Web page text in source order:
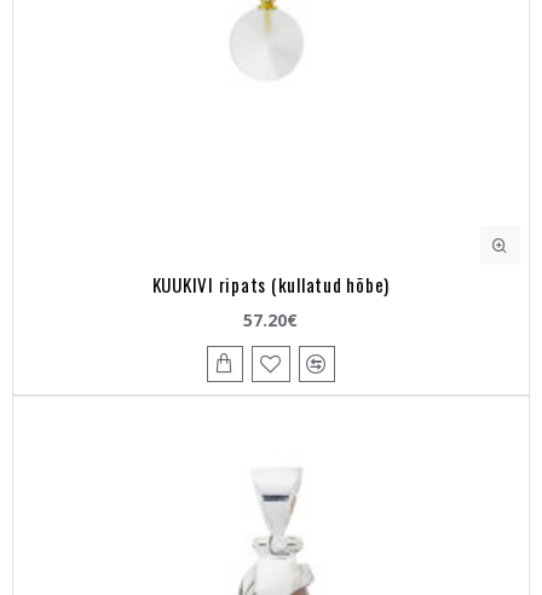
KUUKIVI ripats (kullatud hõbe)
57.20€